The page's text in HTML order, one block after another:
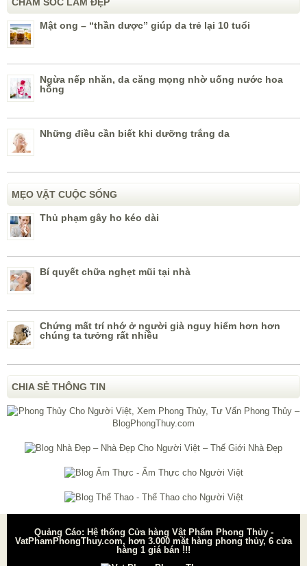
Mật ong – “thần dược” giúp da trẻ lại 10 tuổi
Ngừa nếp nhăn, da căng mọng nhờ uống nước hoa
hồng
Những điều cần biết khi dưỡng trắng da
MẸO VẶT CUỘC SỐNG
Thủ phạm gây ho kéo dài
Bí quyết chữa nghẹt mũi tại nhà
Chứng mất trí nhớ ở người già nguy hiểm hơn hơn
chúng ta tưởng rất nhiều
CHIA SẺ THÔNG TIN
Quảng Cáo: Hệ thống Cửa hàng Vật Phẩm Phong Thủy -
VatPhamPhongThuy.com, hơn 3.000 mặt hàng phong thủy, 6 cửa
hàng 1 giá bán !!!